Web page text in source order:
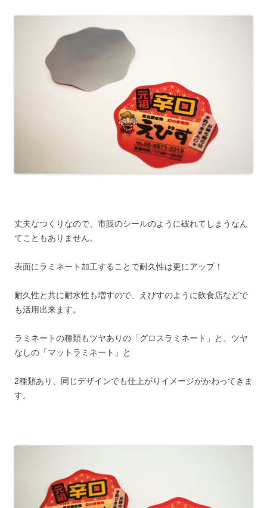
丈夫なつくりなので、市販のシールのように破れてしまうなん
てこともありません。
表面にラミネート加工することで耐久性は更にアップ！
耐久性と共に耐水性も増すので、えびすのように飲食店などで
も活用出来ます。
ラミネートの種類もツヤありの「グロスラミネート」と、ツヤ
なしの「マットラミネート」と
2種類あり、同じデザインでも仕上がりイメージがかわってきま
す。